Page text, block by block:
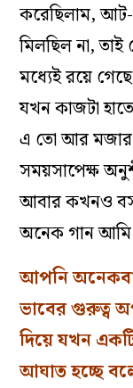
করেছিলাম,
মিলছিল না,
মধ্যেই রয়ে
যখন কাজটা
এ তো আর মজার
সময়সাপেক্ষ
আবার কখনও
অনেক গান আমি
আপনি
ভাবের গুরুত্ব
দিয়ে যখন
আঘাত হচ্ছে